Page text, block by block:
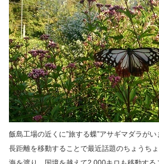
飯島工場の近くに”旅する蝶”アサギマダラがい
長距離を移動することで最近話題のちょうちょ